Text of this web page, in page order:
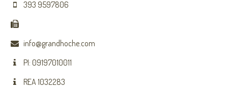
393 9597806
info@grandhoche.com
PI: 09197010011
REA 1032283